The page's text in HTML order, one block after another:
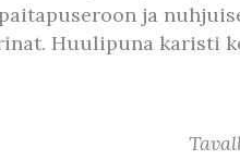
ja
Huulipuna karisti